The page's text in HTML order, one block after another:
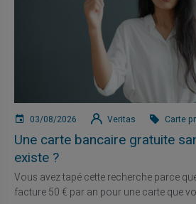
03/08/2026 Veritas Carte
Une carte bancaire gratuite
existe ?
Vous avez tapé cette recherche parce
facture 50 € par an pour une carte que